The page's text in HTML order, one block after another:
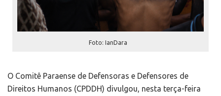
Foto: IanDara
O Comitê Paraense de Defensoras e Defensores de
Direitos Humanos (CPDDH) divulgou, nesta terça-feira